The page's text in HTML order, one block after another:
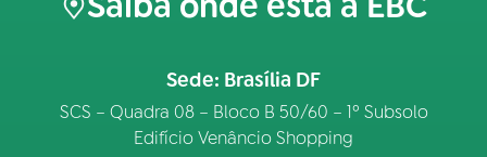
Sede: Brasília DF
SCS – Quadra 08 – Bloco B 50/60 – 1º Subsolo
Edifício Venâncio Shopping